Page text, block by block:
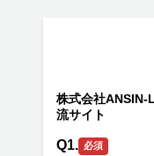
株式会社ANSIN-
流サイト
Q1. 必須